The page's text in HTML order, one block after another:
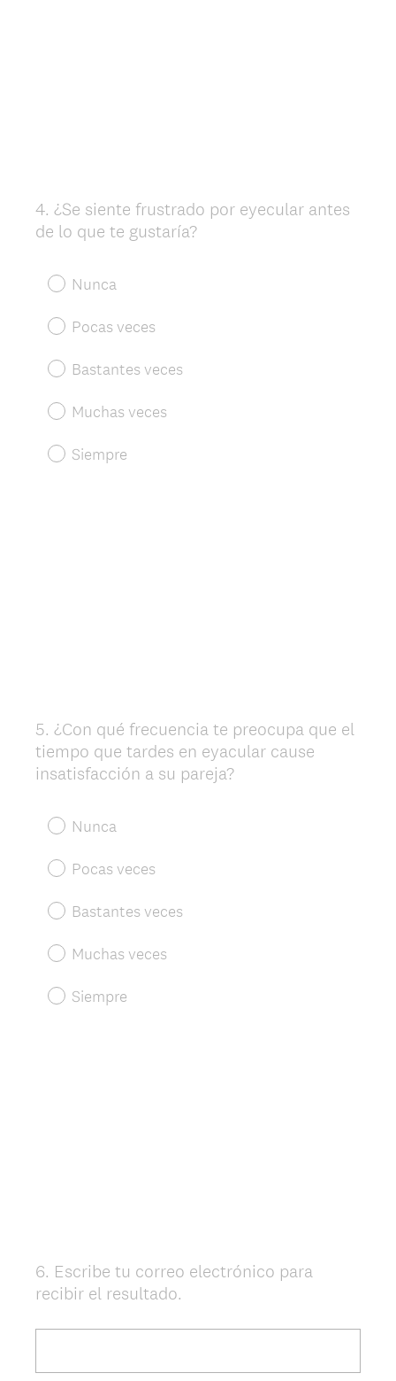
Question
Title
4. ¿Se siente frustrado por eyecular antes
de lo que te gustaría?
Nunca
Pocas veces
Bastantes veces
Muchas veces
Siempre
Question
Title
5. ¿Con qué frecuencia te preocupa que el
tiempo que tardes en eyacular cause
insatisfacción a su pareja?
Nunca
Pocas veces
Bastantes veces
Muchas veces
Siempre
Question
Title
6. Escribe tu correo electrónico para
recibir el resultado.